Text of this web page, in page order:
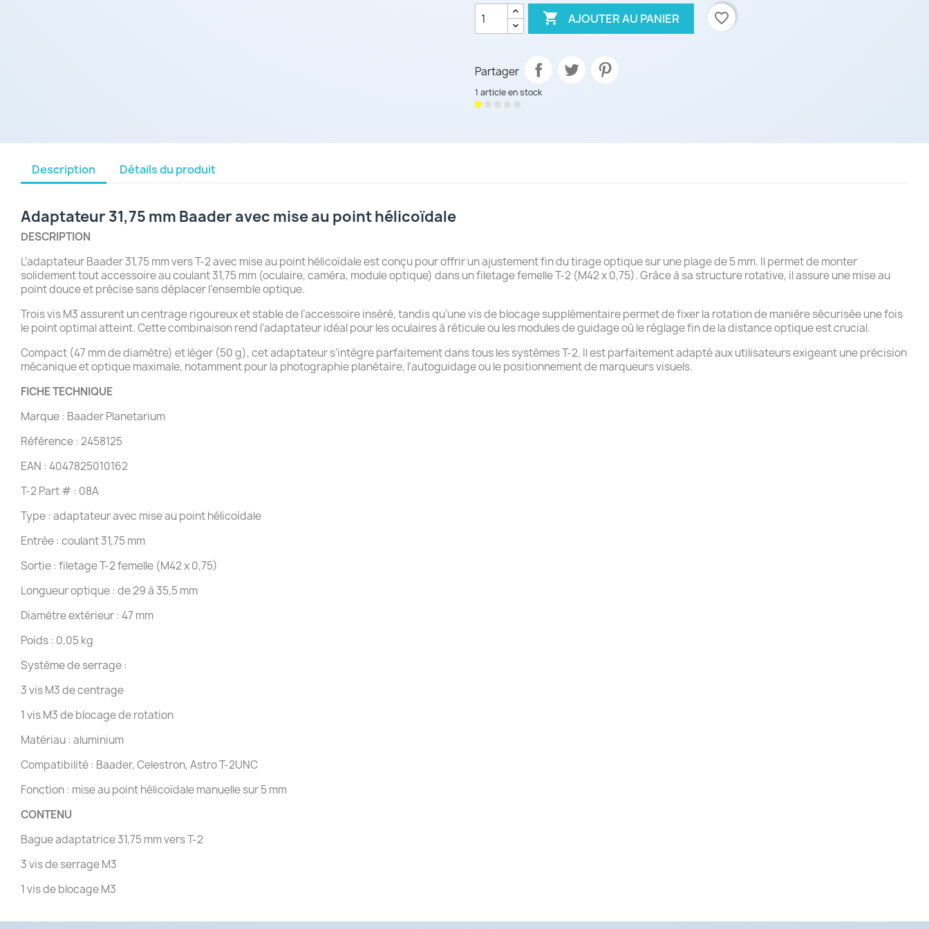
 AJOUTER AU PANIER favorite_border
Partager
1 article en stock
Description Détails du produit
Adaptateur 31,75 mm Baader avec mise au point hélicoïdale
DESCRIPTION
L’adaptateur Baader 31,75 mm vers T-2 avec mise au point hélicoïdale est conçu pour offrir un ajustement fin du tirage optique sur une plage de 5 mm. Il permet de monter
solidement tout accessoire au coulant 31,75 mm (oculaire, caméra, module optique) dans un filetage femelle T-2 (M42 x 0,75). Grâce à sa structure rotative, il assure une mise au
point douce et précise sans déplacer l’ensemble optique.
Trois vis M3 assurent un centrage rigoureux et stable de l’accessoire inséré, tandis qu’une vis de blocage supplémentaire permet de fixer la rotation de manière sécurisée une fois
le point optimal atteint. Cette combinaison rend l’adaptateur idéal pour les oculaires à réticule ou les modules de guidage où le réglage fin de la distance optique est crucial.
Compact (47 mm de diamètre) et léger (50 g), cet adaptateur s’intègre parfaitement dans tous les systèmes T-2. Il est parfaitement adapté aux utilisateurs exigeant une précision
mécanique et optique maximale, notamment pour la photographie planétaire, l'autoguidage ou le positionnement de marqueurs visuels.
FICHE TECHNIQUE
Marque : Baader Planetarium
Référence : 2458125
EAN : 4047825010162
T-2 Part # : 08A
Type : adaptateur avec mise au point hélicoïdale
Entrée : coulant 31,75 mm
Sortie : filetage T-2 femelle (M42 x 0,75)
Longueur optique : de 29 à 35,5 mm
Diamètre extérieur : 47 mm
Poids : 0,05 kg
Système de serrage :
3 vis M3 de centrage
1 vis M3 de blocage de rotation
Matériau : aluminium
Compatibilité : Baader, Celestron, Astro T-2UNC
Fonction : mise au point hélicoïdale manuelle sur 5 mm
CONTENU
Bague adaptatrice 31,75 mm vers T-2
3 vis de serrage M3
1 vis de blocage M3